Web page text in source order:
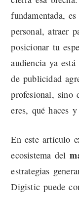
fundamentada,
personal, atraer
posicionar tu
audiencia ya
de publicidad
profesional, sino
eres, qué haces
En este artículo
ecosistema del
estrategias
Digistic puede